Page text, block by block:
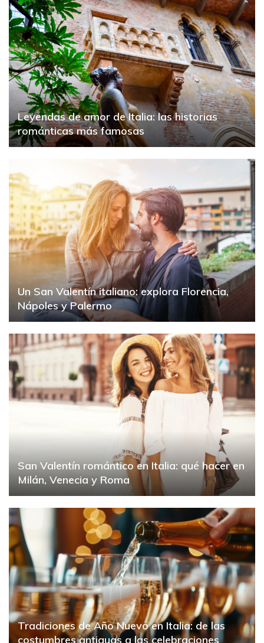
Leyendas de amor de Italia: las historias
románticas más famosas
Un San Valentín italiano: explora Florencia,
Nápoles y Palermo
San Valentín romántico en Italia: qué hacer en
Milán, Venecia y Roma
Tradiciones de Año Nuevo en Italia: de las
costumbres antiguas a las celebraciones